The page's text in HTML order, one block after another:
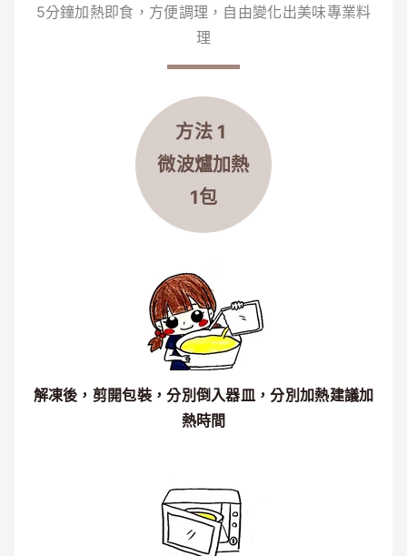
5分鐘加熱即食，方便調理，自由變化出美味專業料
理
方法 1
微波爐加熱
1包
解凍後，剪開包裝，分別倒入器皿，分別加熱建議加
熱時間